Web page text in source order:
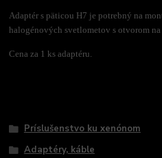
Adaptér s päticou H7 je potrebný na
halogénových svetlometov s otvorom na
Cena za 1 ks adaptéru.
Príslušenstvo ku xenónom
Adaptéry, káble